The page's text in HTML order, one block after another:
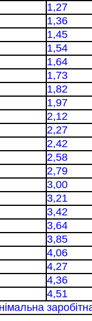
1,27
1,36
1,45
1,54
1,64
1,73
1,82
1,97
2,12
2,27
2,42
2,58
2,79
3,00
3,21
3,42
3,64
3,85
4,06
4,27
4,36
4,51